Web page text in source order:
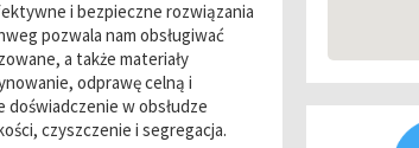
i bezpieczne rozwiązania
pozwala nam obsługiwać
a także materiały
odprawę celną i
w obsłudze
czyszczenie i segregacja.